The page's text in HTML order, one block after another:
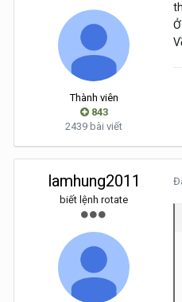
Thành viên
843
2439 bài viết
lamhung2011
biết lệnh rotate